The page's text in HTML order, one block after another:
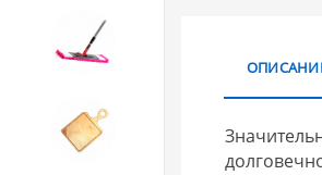
11. Товары для КУХНИ